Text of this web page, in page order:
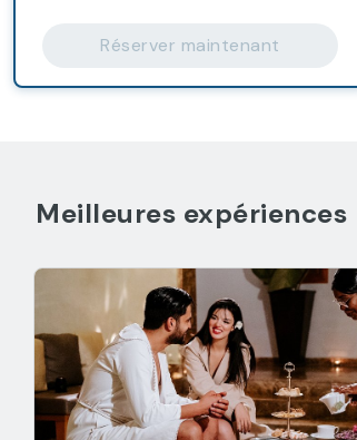
Réserver maintenant
Meilleures expériences